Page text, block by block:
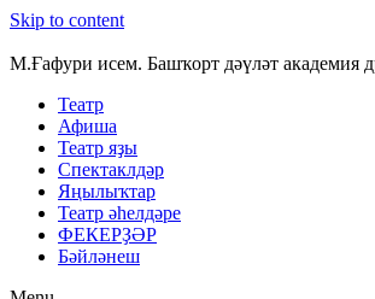
Skip to content
М.Ғафури исем. Башҡорт дәүләт академия
Театр
Афиша
Театр яҙы
Спектаклдәр
Яңылыҡтар
Театр әһелдәре
ФЕКЕРҘӘР
Бәйләнеш